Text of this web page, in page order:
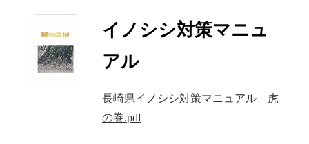
イノシシ対策マニュ
アル
長崎県イノシシ対策マニュアル 虎
の巻.pdf